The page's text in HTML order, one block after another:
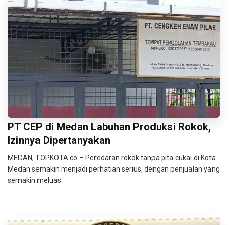
PT CEP di Medan Labuhan Produksi Rokok,
Izinnya Dipertanyakan
MEDAN, TOPKOTA.co – Peredaran rokok tanpa pita cukai di Kota
Medan semakin menjadi perhatian serius, dengan penjualan yang
semakin meluas